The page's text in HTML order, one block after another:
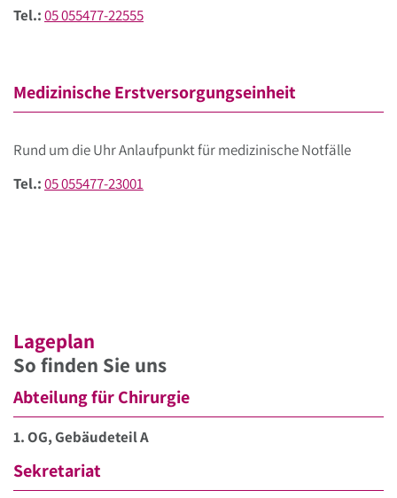
Tel.:05 055477-22555
Medizinische Erstversorgungseinheit
Rund um die Uhr Anlaufpunkt für medizinische Notfälle
Tel.:05 055477-23001
Lageplan
So finden Sie uns
Abteilung für Chirurgie
1. OG, Gebäudeteil A
Sekretariat